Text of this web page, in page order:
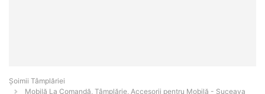
Șoimii Tâmplăriei
Mobilă La Comandă, Tâmplărie, Accesorii pentru Mobilă - Suceava